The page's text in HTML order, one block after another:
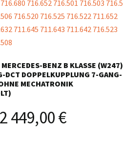
BENZ B KLASSE (W247)
DCT DOPPELKUPPLUNG 7-GANG-
MECHATRONIK
2 449,00€